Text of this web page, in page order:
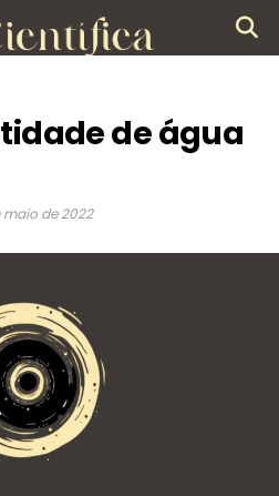
de água
maio de 2022